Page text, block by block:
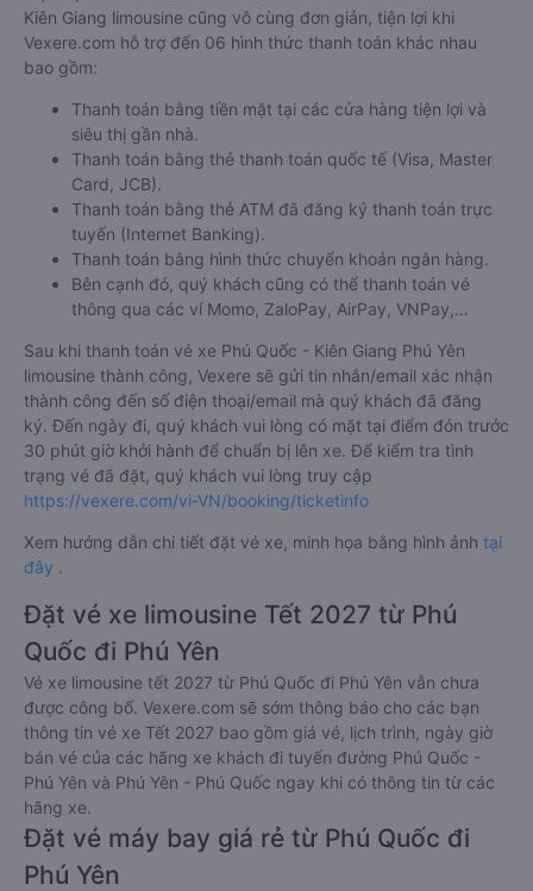
Kiên Giang limousine cũng vô cùng đơn giản, tiện lợi khi
Vexere.com hỗ trợ đến 06 hình thức thanh toán khác nhau
bao gồm:
Thanh toán bằng tiền mặt tại các cửa hàng tiện lợi và
siêu thị gần nhà.
Thanh toán bằng thẻ thanh toán quốc tế (Visa, Master
Card, JCB).
Thanh toán bằng thẻ ATM đã đăng ký thanh toán trực
tuyến (Internet Banking).
Thanh toán bằng hình thức chuyển khoản ngân hàng.
Bên cạnh đó, quý khách cũng có thể thanh toán vé
thông qua các ví Momo, ZaloPay, AirPay, VNPay,…
Sau khi thanh toán vé xe Phú Quốc - Kiên Giang Phú Yên
limousine thành công, Vexere sẽ gửi tin nhắn/email xác nhận
thành công đến số điện thoại/email mà quý khách đã đăng
ký. Đến ngày đi, quý khách vui lòng có mặt tại điểm đón trước
30 phút giờ khởi hành để chuẩn bị lên xe. Để kiểm tra tình
trạng vé đã đặt, quý khách vui lòng truy cập
https://vexere.com/vi-VN/booking/ticketinfo
Xem hướng dẫn chi tiết đặt vé xe, minh họa bằng hình ảnh tại
đây .
Đặt vé xe limousine Tết 2027 từ Phú
Quốc đi Phú Yên
Vé xe limousine tết 2027 từ Phú Quốc đi Phú Yên vẫn chưa
được công bố. Vexere.com sẽ sớm thông báo cho các bạn
thông tin vé xe Tết 2027 bao gồm giá vé, lịch trình, ngày giờ
bán vé của các hãng xe khách đi tuyến đường Phú Quốc -
Phú Yên và Phú Yên - Phú Quốc ngay khi có thông tin từ các
hãng xe.
Đặt vé máy bay giá rẻ từ Phú Quốc đi
Phú Yên